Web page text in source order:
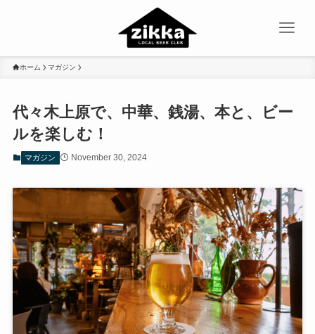
ホーム マガジン
代々木上原で、中華、銭湯、本と、ビー
ルを楽しむ！
マガジン November 30, 2024